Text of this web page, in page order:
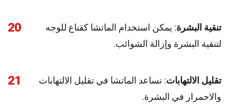
20 تنقية البشرة: يمكن استخدام الماتشا كقناع للوجه
لتنقية البشرة وإزالة الشوائب.
21 تقليل الالتهابات: تساعد الماتشا في تقليل الالتهابات
والاحمرار في البشرة.